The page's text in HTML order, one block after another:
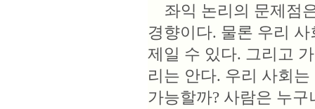
좌익 논리의 문제점
경향이다. 물론 우리
제일 수 있다. 그리고
리는 안다. 우리 사회
가능할까? 사람은 누